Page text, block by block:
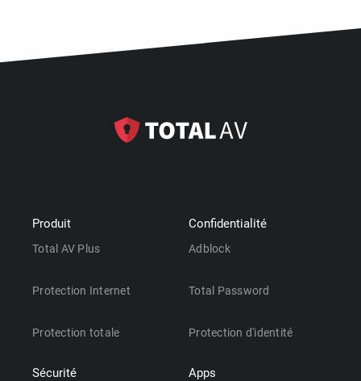
Produit
Total AV Plus
Protection Internet
Protection totale
Sécurité
Confidentialité
Adblock
Total Password
Protection d'identité
Apps